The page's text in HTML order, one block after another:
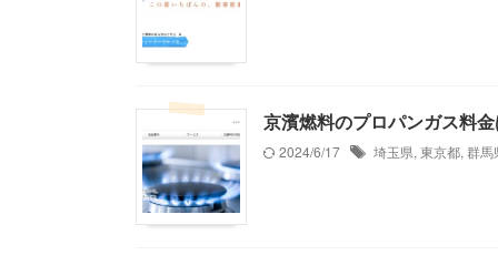
京濱燃料のプロパンガス料
2024/6/17
埼玉県, 東京都, 群馬